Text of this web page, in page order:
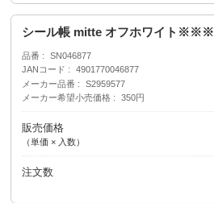
シール帳 mitte オフホワイト※※※
品番
SN046877
JANコード
4901770046877
メーカー品番
S2959577
メーカー希望小売価格
350円
販売価格
（単価 × 入数）
注文数